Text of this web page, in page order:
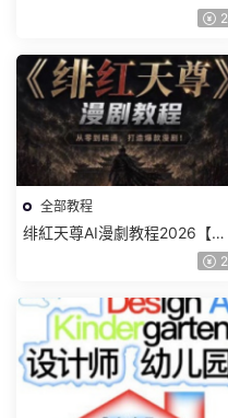
2026【畫質高清隻有視頻】 2
全部教程
绯紅天尊AI漫劇教程2026【畫
2